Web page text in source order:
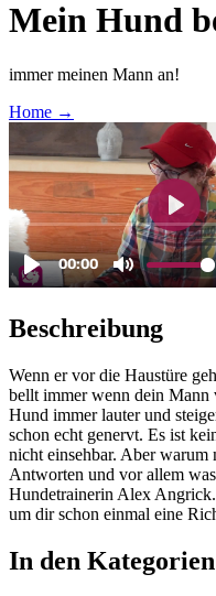
Mein Hund
immer meinen Mann an!
Home →
Beschreibung
Wenn er vor die Haustüre
bellt immer wenn dein Mann
Hund immer lauter und
schon echt genervt. Es ist
nicht einsehbar. Aber warum
Antworten und vor allem
Hundetrainerin Alex
um dir schon einmal eine
In den